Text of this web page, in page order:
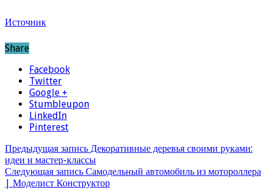
Источник
Share
Facebook
Twitter
Google +
Stumbleupon
LinkedIn
Pinterest
Предыдущая запись Декоративные деревья своими руками:
идеи и мастер-классы
Следующая запись Самодельный автомобиль из мотороллера
| Моделист Конструктор